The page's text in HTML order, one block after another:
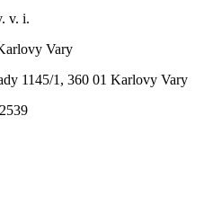
v. i.
Vary
1145/1, 360 01 Karlovy Vary